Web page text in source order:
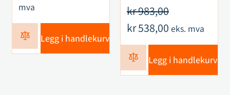
mva
Legg i handlekurv
kr983,00
kr538,00 eks. mva
Legg i handlekurv